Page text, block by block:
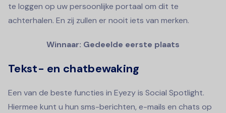
te loggen op uw persoonlijke portaal om dit te
achterhalen. En zij zullen er nooit iets van merken.
Winnaar: Gedeelde eerste plaats
Tekst- en chatbewaking
Een van de beste functies in Eyezy is Social Spotlight.
Hiermee kunt u hun sms-berichten, e-mails en chats op